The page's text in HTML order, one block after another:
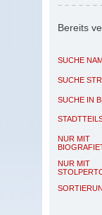
Bereits
SUCHE
SUCHE
SUCHE IN
NUR MIT
NUR MIT